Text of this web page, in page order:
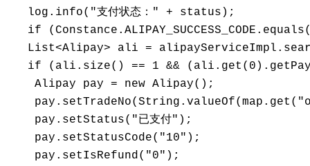
   log.info("支付状态：" + status);
if
List<Alipay> ali =
if (ali.size() == 1 &&
    Alipay pay = new Alipay();
    pay.setStatus("已支付");
    pay.setStatusCode("10");
    pay.setIsRefund("0");